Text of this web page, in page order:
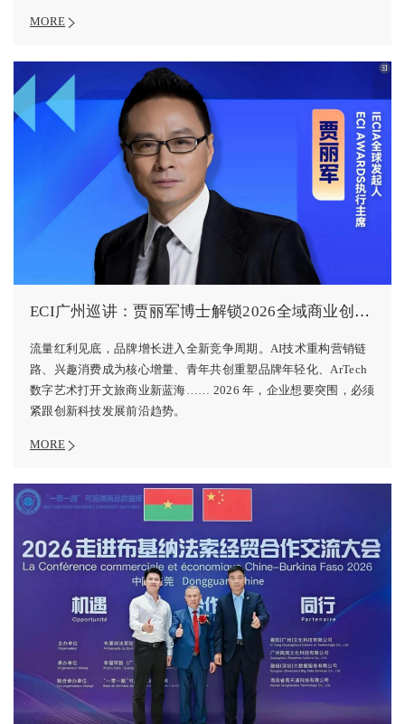
MORE
ECI广州巡讲：贾丽军博士解锁2026全域商业创新机会
流量红利见底，品牌增长进入全新竞争周期。AI技术重构营销链
路、兴趣消费成为核心增量、青年共创重塑品牌年轻化、ArTech
数字艺术打开文旅商业新蓝海…… 2026 年，企业想要突围，必须
紧跟创新科技发展前沿趋势。
MORE